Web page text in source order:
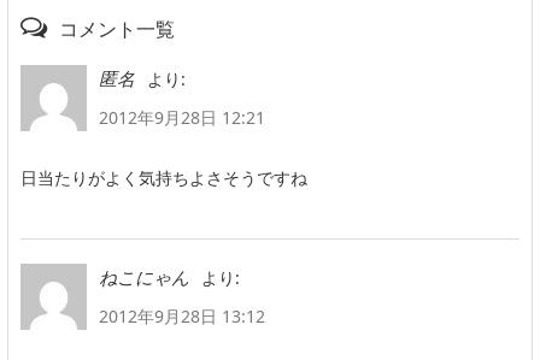
コメント一覧
匿名
より:
2012年9月28日 12:21
日当たりがよく気持ちよさそうですね
ねこにゃん
より:
2012年9月28日 13:12